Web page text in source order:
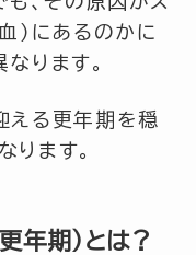
）にあるのかに
ります。
える更年期を穏
ります。
年期）とは？